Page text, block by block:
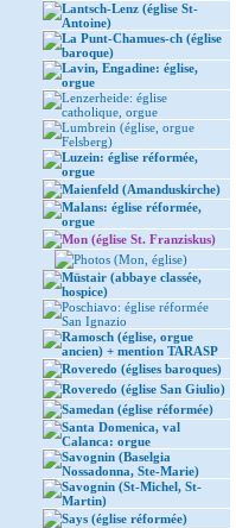
Lantsch-Lenz (église St-
Antoine)
La Punt-Chamues-ch (église
baroque)
Lavin, Engadine: église,
orgue
Lenzerheide: église
catholique, orgue
Lumbrein (église, orgue
Felsberg)
Luzein: église réformée,
orgue
Maienfeld (Amanduskirche)
Malans: église réformée,
orgue
Mon (église St. Franziskus)
Photos (Mon, église)
Müstair (abbaye classée,
hospice)
Poschiavo: église réformée
San Ignazio
Ramosch (église, orgue
ancien) + mention TARASP
Roveredo (églises baroques)
Roveredo (église San Giulio)
Samedan (église réformée)
Santa Domenica, val
Calanca: orgue
Savognin (Baselgia
Nossadonna, Ste-Marie)
Savognin (St-Michel, St-
Martin)
Says (église réformée)